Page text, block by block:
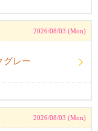
2026/08/03 (Mon)
グレー
2026/08/03 (Mon)